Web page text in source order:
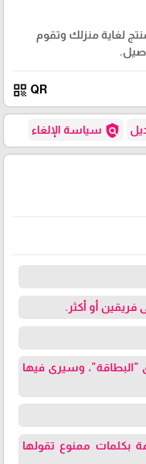
لغاية منزلك وتقوم
QR
qr_code
policy سياسة الإلغاء
فريقين أو أكثر.
وسيرى فيها
بكلمات ممنوع تقولها